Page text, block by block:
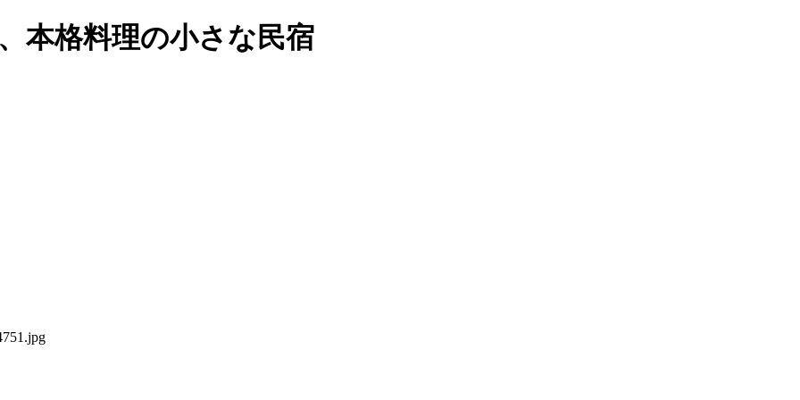
本格料理の小さな民宿